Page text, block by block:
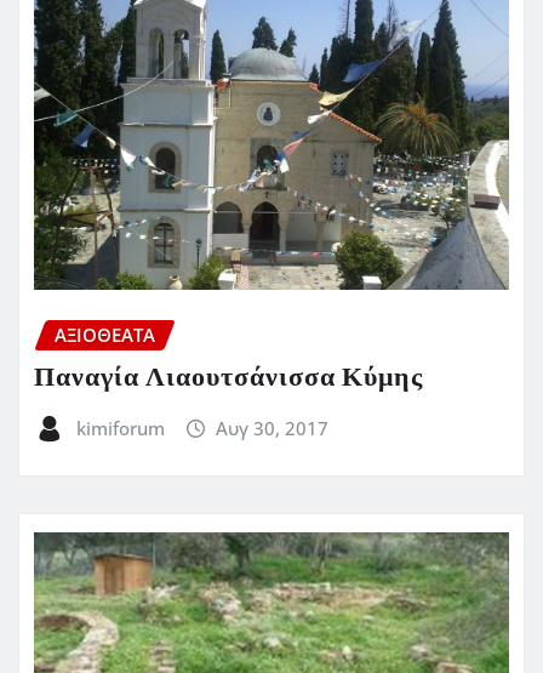
ΑΞΙΟΘΕΑΤΑ
Παναγία Λιαουτσάνισσα Κύμης
kimiforum Αυγ 30, 2017